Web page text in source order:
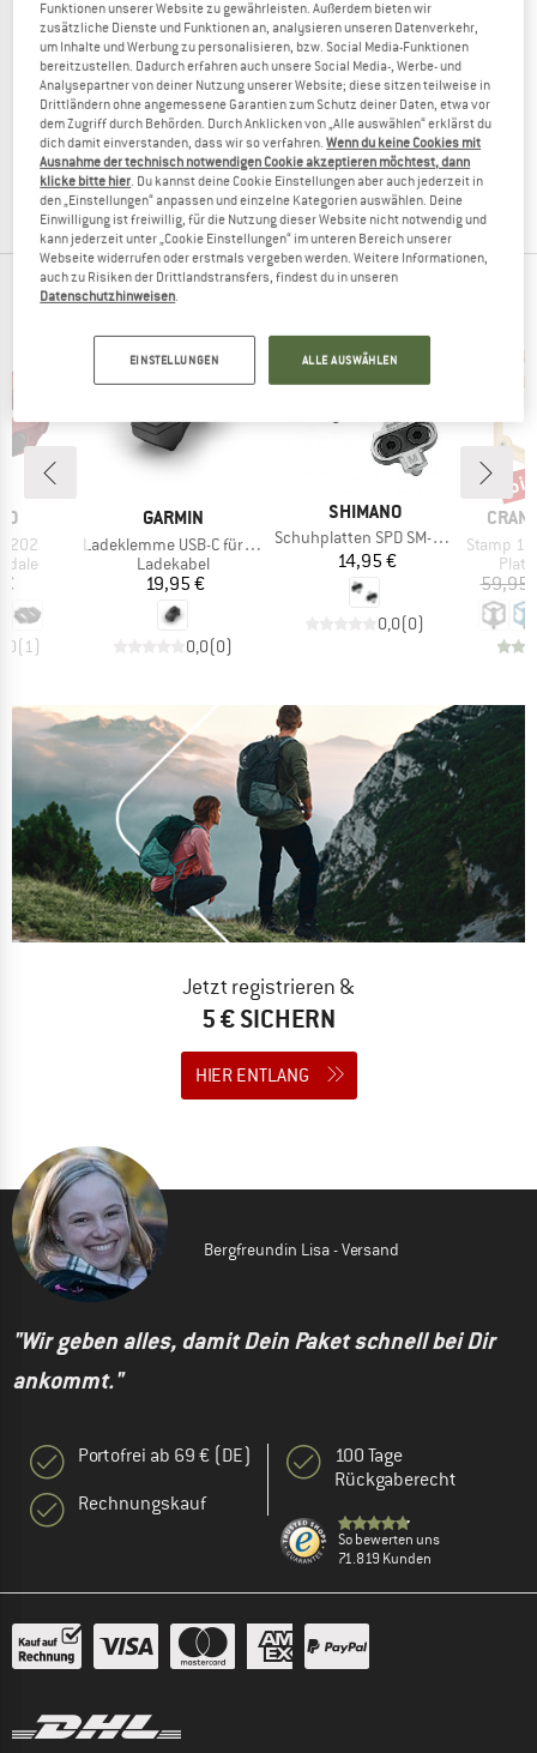
ERGON
PT
Plattformpedale
49,95 €39,96 €
(0)
TOP PRODUKTE DEINER LIEBLINGSMARKEN
(1)
MARKE
GARMIN
Artikel
Ladeklemme USB-C für Rally 110/210
Produktgruppe
Ladekabel
Preis
19,95 €
0,0(0)
MARKE
SHIMANO
Artikel
Schuhplatten SPD SM-SH 56
Preis
14,95 €
0,0(0)
Artikel
Stamp 1
59,95
Jetzt registrieren &
5 € SICHERN
HIER ENTLANG
Bergfreundin Lisa - Versand
"Wir geben alles, damit Dein Paket schnell bei Dir
ankommt."
Portofrei ab 69 € (DE)
Rechnungskauf
100 Tage
Rückgaberecht
So bewerten uns
71.819 Kunden
Funktionen unserer Website zu gewährleisten. Außerdem bieten wir
zusätzliche Dienste und Funktionen an, analysieren unseren Datenverkehr,
um Inhalte und Werbung zu personalisieren, bzw. Social Media-Funktionen
bereitzustellen. Dadurch erfahren auch unsere Social Media-, Werbe- und
Analysepartner von deiner Nutzung unserer Website; diese sitzen teilweise in
Drittländern ohne angemessene Garantien zum Schutz deiner Daten, etwa vor
dem Zugriff durch Behörden. Durch Anklicken von „Alle auswählen“ erklärst du
dich damit einverstanden, dass wir so verfahren.Wenn du keine Cookies mit
Ausnahme der technisch notwendigen Cookie akzeptieren möchtest, dann
klicke bitte hier. Du kannst deine Cookie Einstellungen aber auch jederzeit in
den „Einstellungen“ anpassen und einzelne Kategorien auswählen. Deine
Einwilligung ist freiwillig, für die Nutzung dieser Website nicht notwendig und
kann jederzeit unter „Cookie Einstellungen“ im unteren Bereich unserer
Webseite widerrufen oder erstmals vergeben werden. Weitere Informationen,
auch zu Risiken der Drittlandstransfers, findest du in unseren
Datenschutzhinweisen.
EINSTELLUNGEN ALLE AUSWÄHLEN